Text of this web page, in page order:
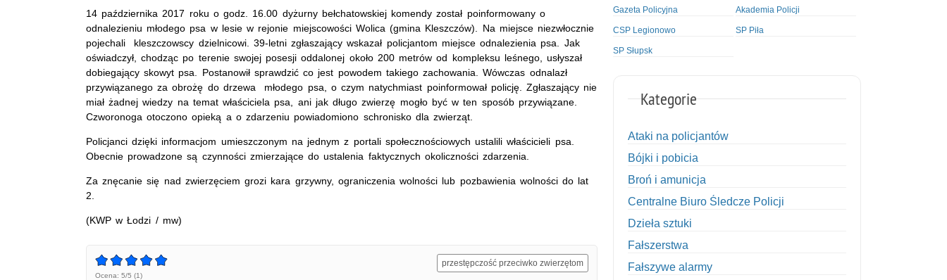
14 października 2017 roku o godz. 16.00 dyżurny bełchatowskiej komendy został poinformowany o
odnalezieniu młodego psa w lesie w rejonie miejscowości Wolica (gmina Kleszczów). Na miejsce niezwłocznie
pojechali kleszczowscy dzielnicowi. 39-letni zgłaszający wskazał policjantom miejsce odnalezienia psa. Jak
oświadczył, chodząc po terenie swojej posesji oddalonej około 200 metrów od kompleksu leśnego, usłyszał
dobiegający skowyt psa. Postanowił sprawdzić co jest powodem takiego zachowania. Wówczas odnalazł
przywiązanego za obrożę do drzewa młodego psa, o czym natychmiast poinformował policję. Zgłaszający nie
miał żadnej wiedzy na temat właściciela psa, ani jak długo zwierzę mogło być w ten sposób przywiązane.
Czworonoga otoczono opieką a o zdarzeniu powiadomiono schronisko dla zwierząt.
Policjanci dzięki informacjom umieszczonym na jednym z portali społecznościowych ustalili właścicieli psa.
Obecnie prowadzone są czynności zmierzające do ustalenia faktycznych okoliczności zdarzenia.
Za znęcanie się nad zwierzęciem grozi kara grzywny, ograniczenia wolności lub pozbawienia wolności do lat
2.
(KWP w Łodzi / mw)
Ocena: 5/5 (1)
przestępczość przeciwko zwierzętom
Gazeta Policyjna Akademia Policji
CSP Legionowo SP Piła
SP Słupsk
Kategorie
Ataki na policjantów
Bójki i pobicia
Broń i amunicja
Centralne Biuro Śledcze Policji
Dzieła sztuki
Fałszerstwa
Fałszywe alarmy